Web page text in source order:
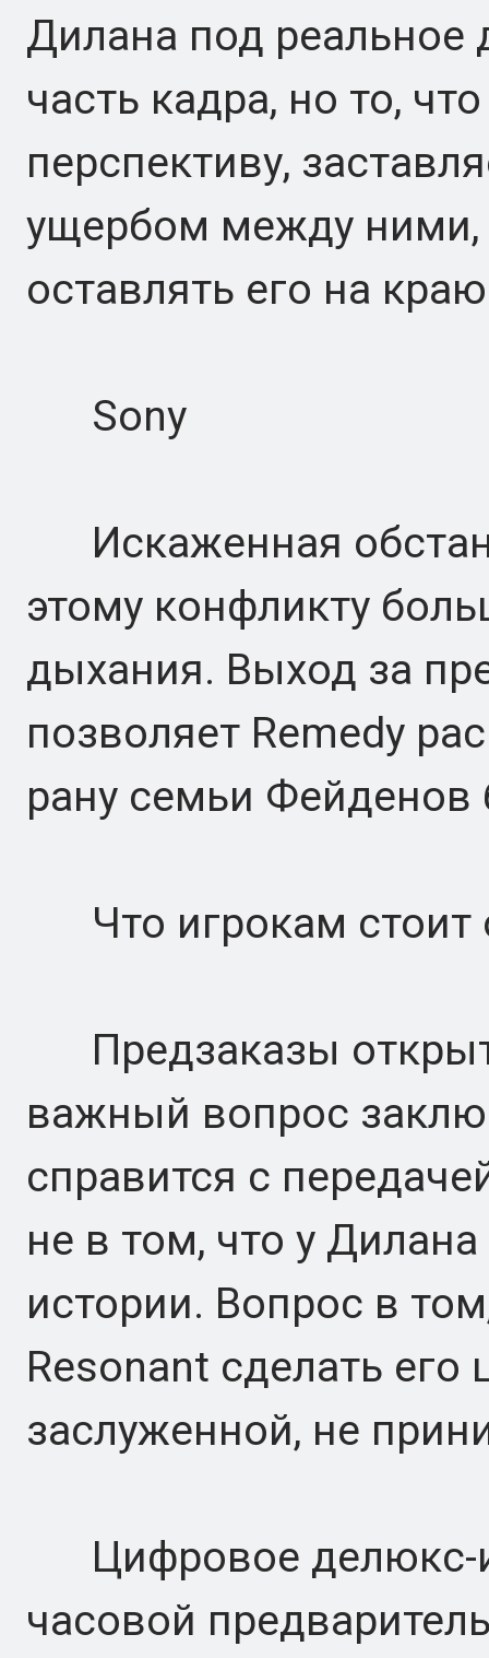
Дилана под
часть кадра, но то,
перспективу,
ущербом между ними,
оставлять его на
Sony
Искаженная
этому конфликту
дыхания. Выход за
позволяет Remedy
рану семьи Фейденов
Что игрокам стоит
Предзаказы
важный вопрос
справится с
не в том, что у
истории. Вопрос в
Resonant сделать его
заслуженной, не
Цифровое делюкс-
часовой